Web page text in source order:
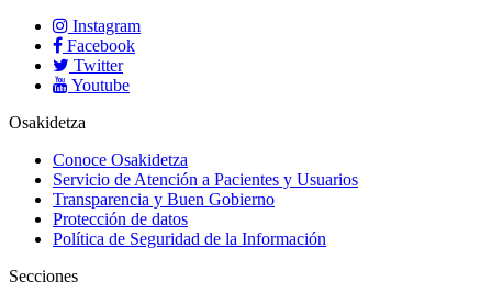
Instagram
Facebook
Twitter
Youtube
Osakidetza
Conoce Osakidetza
Servicio de Atención a Pacientes y Usuarios
Transparencia y Buen Gobierno
Protección de datos
Política de Seguridad de la Información
Secciones